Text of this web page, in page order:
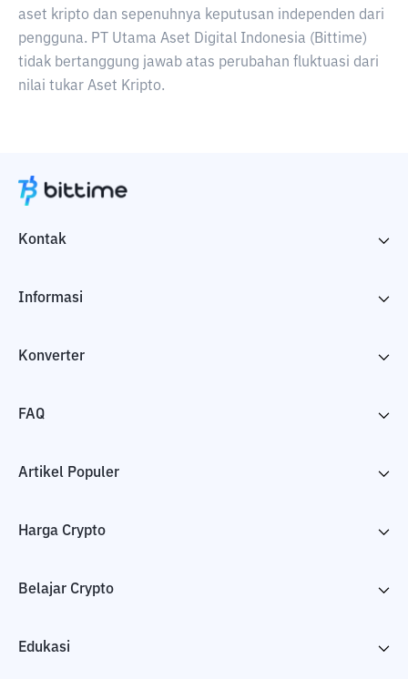
aset kripto dan sepenuhnya keputusan independen dari
pengguna. PT Utama Aset Digital Indonesia (Bittime)
tidak bertanggung jawab atas perubahan fluktuasi dari
nilai tukar Aset Kripto.
Kontak
Informasi
Konverter
FAQ
Artikel Populer
Harga Crypto
Belajar Crypto
Edukasi